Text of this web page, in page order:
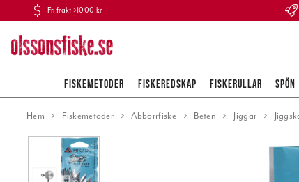
Fri frakt >1000 kr
FISKEMETODER FISKEREDSKAP FISKERULLAR SPÖN
Hem Fiskemetoder Abborrfiske Beten Jiggar